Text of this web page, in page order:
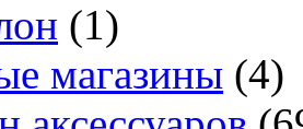
(1)
магазины (4)